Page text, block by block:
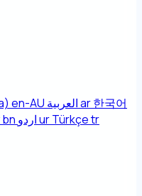
en-AU العربيةar한국어
bn اردوurTürkçetr